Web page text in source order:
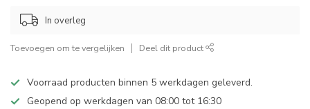
In overleg
Toevoegen om te vergelijken Deel dit product
Voorraad producten binnen 5 werkdagen geleverd.
Geopend op werkdagen van 08:00 tot 16:30